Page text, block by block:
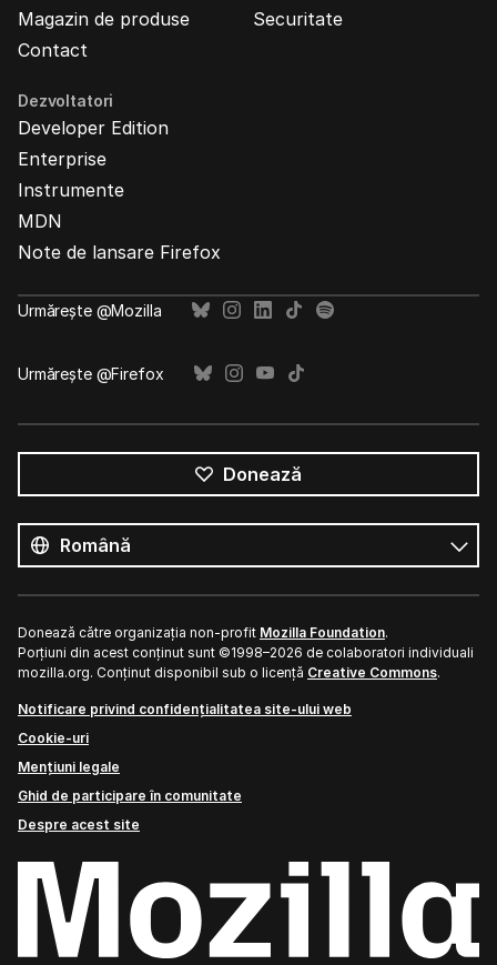
Magazin de produse
Contact
Securitate
Dezvoltatori
Developer Edition
Enterprise
Instrumente
MDN
Note de lansare Firefox
Urmărește @Mozilla
Urmărește @Firefox
Donează
limbile
Limbă
Donează către organizația non-profit Mozilla Foundation.
Porțiuni din acest conținut sunt ©1998–2026 de colaboratori individuali
mozilla.org. Conținut disponibil sub o licență Creative Commons.
Notificare privind confidențialitatea site-ului web
Cookie-uri
Mențiuni legale
Ghid de participare în comunitate
Despre acest site